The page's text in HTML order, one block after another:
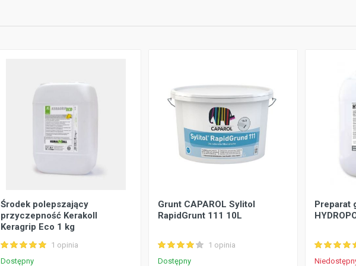
Środek polepszający
przyczepność Kerakoll
Keragrip Eco 1 kg
1 opinia
Dostępny
Grunt CAPAROL Sylitol
RapidGrunt 111 10L
1 opinia
Dostępny
Preparat